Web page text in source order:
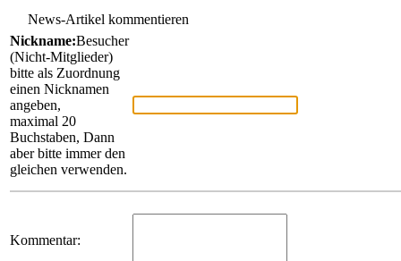
News-Artikel kommentieren
Nickname:Besucher
(Nicht-Mitglieder)
bitte als Zuordnung
einen Nicknamen
angeben,
maximal 20
Buchstaben, Dann
aber bitte immer den
gleichen verwenden.
Kommentar: